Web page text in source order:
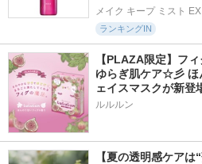
メイク キープ ミスト EX
ランキングIN
【PLAZA限定】フ
ゆらぎ肌ケア☆彡 ほ
ェイスマスクが新登
ルルルン
【夏の透明感ケア